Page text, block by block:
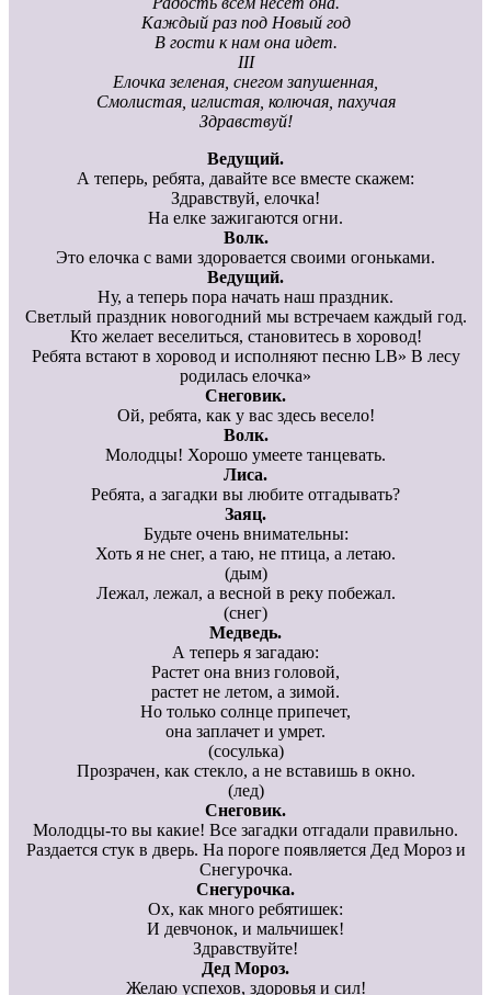
Каждый раз под Новый год
В гости к нам она идет.
III
Елочка зеленая, снегом запушенная,
Смолистая, иглистая, колючая, пахучая
Здравствуй!
Ведущий.
А теперь, ребята, давайте все вместе скажем:
Здравствуй, елочка!
На елке зажигаются огни.
Волк.
Это елочка с вами здоровается своими огоньками.
Ведущий.
Ну, а теперь пора начать наш праздник.
Светлый праздник новогодний мы встречаем каждый год.
Кто желает веселиться, становитесь в хоровод!
Ребята встают в хоровод и исполняют песню LВ» В лесу
родилась елочка»
Снеговик.
Ой, ребята, как у вас здесь весело!
Волк.
Молодцы! Хорошо умеете танцевать.
Лиса.
Ребята, а загадки вы любите отгадывать?
Заяц.
Будьте очень внимательны:
Хоть я не снег, а таю, не птица, а летаю.
(дым)
Лежал, лежал, а весной в реку побежал.
(снег)
Медведь.
А теперь я загадаю:
Растет она вниз головой,
растет не летом, а зимой.
Но только солнце припечет,
она заплачет и умрет.
(сосулька)
Прозрачен, как стекло, а не вставишь в окно.
(лед)
Снеговик.
Молодцы-то вы какие! Все загадки отгадали правильно.
Раздается стук в дверь. На пороге появляется Дед Мороз и
Снегурочка.
Снегурочка.
Ох, как много ребятишек:
И девчонок, и мальчишек!
Здравствуйте!
Дед Мороз.
Желаю успехов, здоровья и сил!